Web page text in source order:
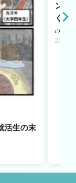
活生の末
ント
く若
#AI LAB